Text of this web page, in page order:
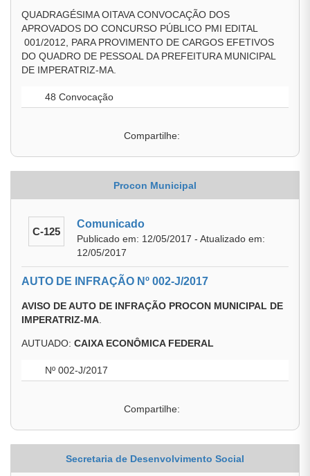
QUADRAGÉSIMA OITAVA CONVOCAÇÃO DOS
APROVADOS DO CONCURSO PÚBLICO PMI EDITAL
001/2012, PARA PROVIMENTO DE CARGOS EFETIVOS
DO QUADRO DE PESSOAL DA PREFEITURA MUNICIPAL
DE IMPERATRIZ-MA.
48 Convocação
Compartilhe:
Procon Municipal
C-125
Comunicado
Publicado em: 12/05/2017 - Atualizado em:
12/05/2017
AUTO DE INFRAÇÃO Nº 002-J/2017
AVISO DE AUTO DE INFRAÇÃO PROCON MUNICIPAL DE
IMPERATRIZ-MA
AUTUADO: CAIXA ECONÔMICA FEDERAL
Nº 002-J/2017
Compartilhe:
Secretaria de Desenvolvimento Social